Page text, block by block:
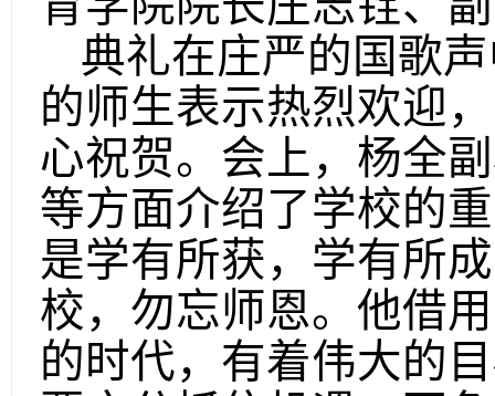
典礼在庄严的国歌
的师生表示热烈欢迎
心祝贺。会上，杨全
等方面介绍了学校的
是学有所获，学有所
校，勿忘师恩。他借
的时代，有着伟大的